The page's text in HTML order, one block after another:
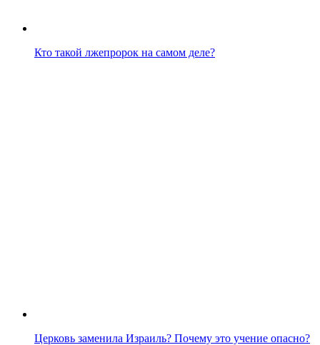
Кто такой лжепророк на самом деле?
Церковь заменила Израиль? Почему это учение опасно?